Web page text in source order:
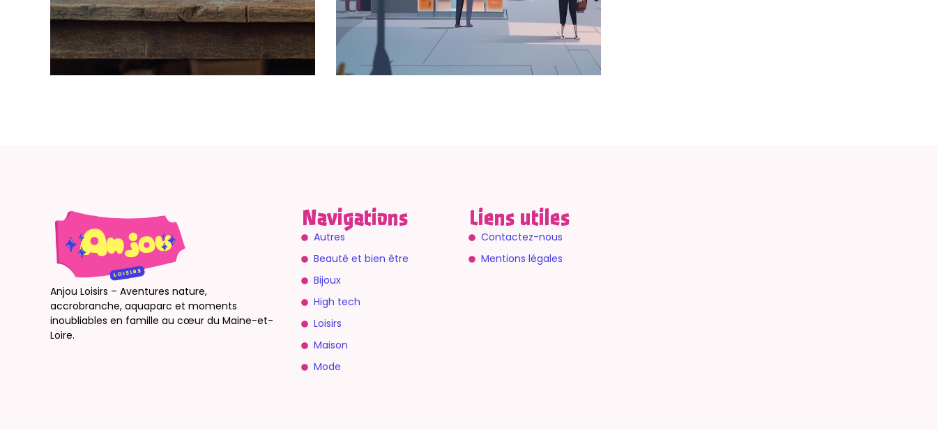
Anjou Loisirs – Aventures nature,
accrobranche, aquaparc et moments
inoubliables en famille au cœur du Maine-et-
Loire.
Navigations
Autres
Beauté et bien être
Bijoux
High tech
Loisirs
Maison
Mode
Liens utiles
Contactez-nous
Mentions légales